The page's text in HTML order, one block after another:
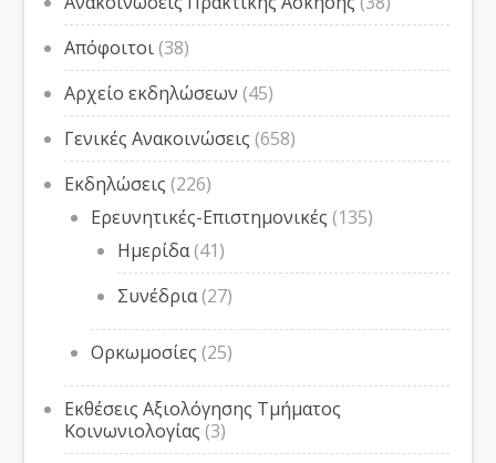
Απόφοιτοι(38)
Αρχείο εκδηλώσεων (45)
Γενικές Ανακοινώσεις (658)
Εκδηλώσεις (226)
Ερευνητικές-Επιστημονικές (135)
Ημερίδα(41)
Συνέδρια(27)
Ορκωμοσίες (25)
Εκθέσεις Αξιολόγησης Τμήματος
Κοινωνιολογίας (3)